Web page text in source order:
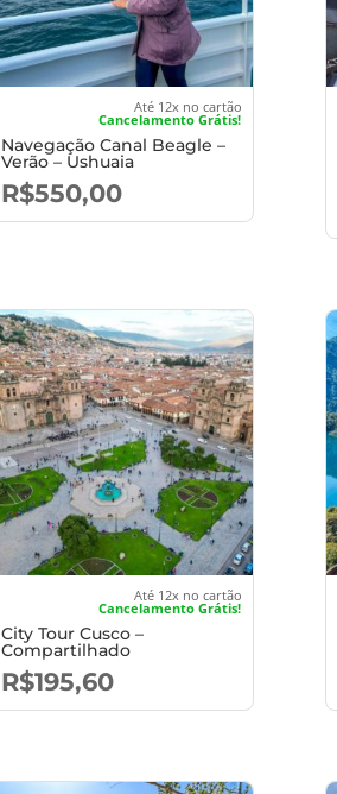
Até 12x no cartão
Cancelamento Grátis!
Navegação Canal Beagle –
Verão – Ushuaia
R$550,00
Até 12x no cartão
Cancelamento Grátis!
City Tour Cusco –
Compartilhado
R$195,60